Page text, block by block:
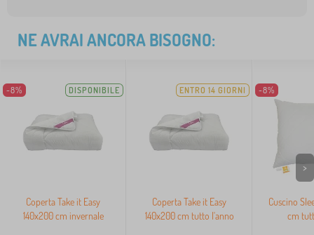
NE AVRAI ANCORA BISOGNO:
-8% DISPONIBILE
Coperta Take it Easy
140x200 cm invernale
ENTRO 14 GIORNI
Coperta Take it Easy
140x200 cm tutto l'anno
-8%
Cuscino
cm
>